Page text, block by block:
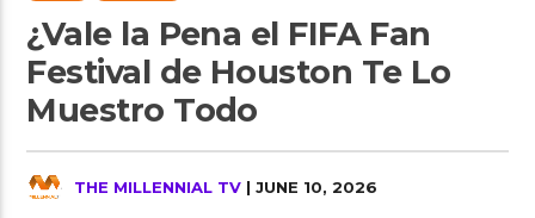
¿Vale la Pena el FIFA Fan
Festival de Houston Te Lo
Muestro Todo
THE MILLENNIAL TV | JUNE 10, 2026